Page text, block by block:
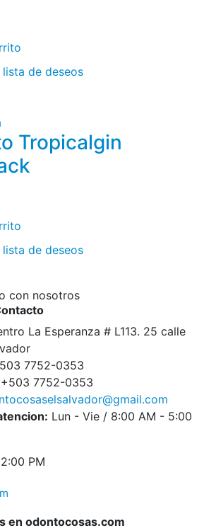
de deseos
Tropicalgin
de deseos
con nosotros
La Esperanza # L113. 25 calle
7752-0353
+503 7752-0353
Lun - Vie / 8:00 AM - 5:00
PM
en odontocosas.com